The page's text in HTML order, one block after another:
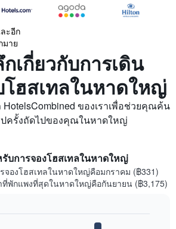
ะอีก
มาย
เกี่ยวกับการเดิน
ฮสเทลในหาดใหญ่
ของเราเพื่อช่วยคุณค้น
ครั้งถัดไปของคุณในหาดใหญ่
บการจองโฮสเทลในหาดใหญ่
จองโฮสเทลในหาดใหญ่คือมกราคม (฿331)
พักแพงที่สุดในหาดใหญ่คือกันยายน (฿3,175)